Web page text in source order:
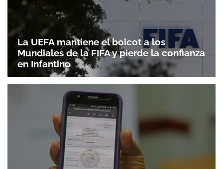
La UEFA mantiene el boicot a los
Mundiales de la FIFA y pierde la confianza
en Infantino